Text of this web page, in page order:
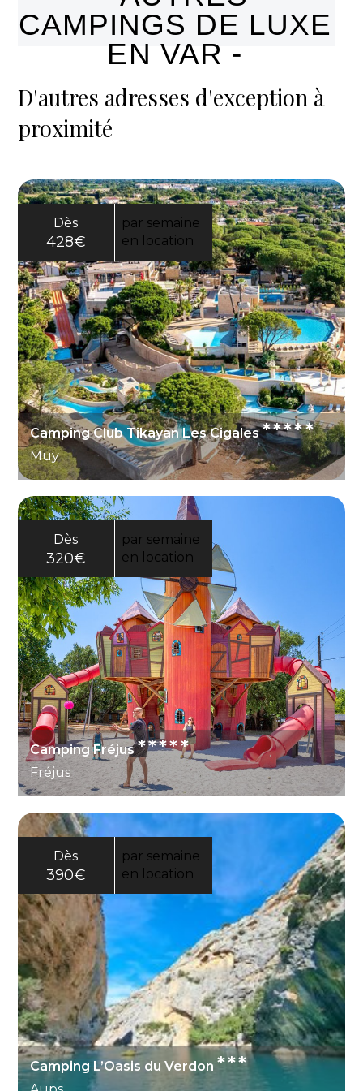
CAMPINGS DE LUXE
EN VAR -
D'autres adresses d'exception à
proximité
Dès
428€
par semaine
en location
Camping Club Tikayan Les Cigales*****
Muy
Dès
320€
par semaine
en location
Camping Fréjus*****
Fréjus
Dès
390€
par semaine
en location
Camping L’Oasis du Verdon ***